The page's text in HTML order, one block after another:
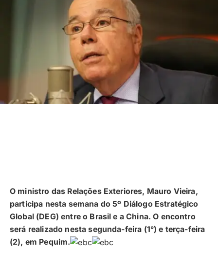
O ministro das Relações Exteriores, Mauro Vieira,
participa nesta semana do 5º Diálogo Estratégico
Global (DEG) entre o Brasil e a China. O encontro
será realizado nesta segunda-feira (1°) e terça-feira
(2), em Pequim.